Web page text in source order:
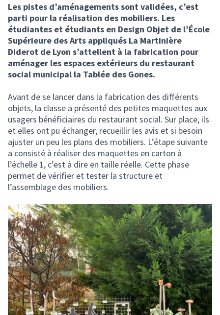
Les pistes d’aménagements sont validées, c’est
parti pour la réalisation des mobiliers. Les
étudiantes et étudiants en Design Objet de l’École
Supérieure des Arts appliqués La Martinière
Diderot de Lyon s’attellent à la fabrication pour
aménager les espaces extérieurs du restaurant
social municipal la Tablée des Gones.
Avant de se lancer dans la fabrication des différents
objets, la classe a présenté des petites maquettes aux
usagers bénéficiaires du restaurant social. Sur place, ils
et elles ont pu échanger, recueillir les avis et si besoin
ajuster un peu les plans des mobiliers. L’étape suivante
a consisté à réaliser des maquettes en carton à
l’échelle 1, c’est à dire en taille réelle. Cette phase
permet de vérifier et tester la structure et
l’assemblage des mobiliers.